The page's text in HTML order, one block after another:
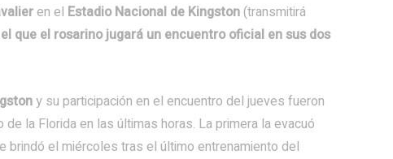
en el Estadio Nacional de Kingston(transmitirá
que el rosarino jugará un encuentro oficial en sus dos
y su participación en el encuentro del jueves fueron
la Florida en las últimas horas. La primera la evacuó
brindó el miércoles tras el último entrenamiento del